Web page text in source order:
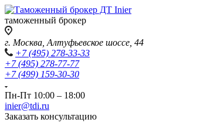
таможенный брокер
г. Москва, Алтуфьевское шоссе, 44
+7 (495) 278-33-33
+7 (495) 278-77-77
+7 (499) 159-30-30
Пн-Пт 10:00 – 18:00
inier@tdi.ru
Заказать консультацию